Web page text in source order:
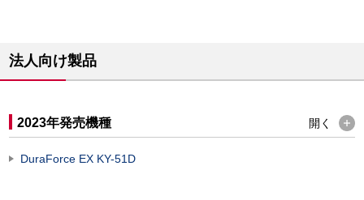
法人向け製品
2023年発売機種 開く
DuraForce EX KY-51D